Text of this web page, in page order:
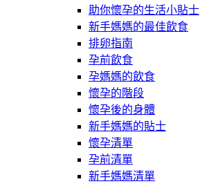
助你懷孕的生活小貼士
新手媽媽的最佳飲食
排卵指南
孕前飲食
孕媽媽的飲食
懷孕的階段
懷孕後的身體
新手媽媽的貼士
懷孕清單
孕前清單
新手媽媽清單